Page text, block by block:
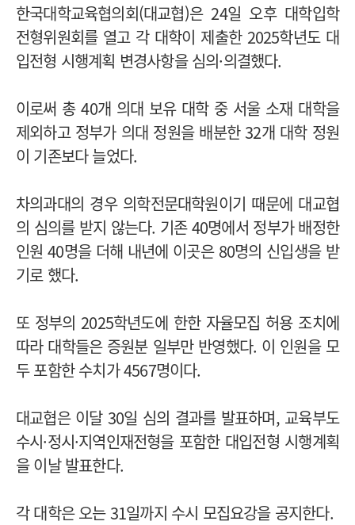
한국대학교육협의회(대교협)은 24일 오후 대학입학
전형위원회를 열고 각 대학이 제출한 2025학년도 대
입전형 시행계획 변경사항을 심의·의결했다.
이로써 총 40개 의대 보유 대학 중 서울 소재 대학을
제외하고 정부가 의대 정원을 배분한 32개 대학 정원
이 기존보다 늘었다.
차의과대의 경우 의학전문대학원이기 때문에 대교협
의 심의를 받지 않는다. 기존 40명에서 정부가 배정한
인원 40명을 더해 내년에 이곳은 80명의 신입생을 받
기로 했다.
또 정부의 2025학년도에 한한 자율모집 허용 조치에
따라 대학들은 증원분 일부만 반영했다. 이 인원을 모
두 포함한 수치가 4567명이다.
대교협은 이달 30일 심의 결과를 발표하며, 교육부도
수시·정시·지역인재전형을 포함한 대입전형 시행계획
을 이날 발표한다.
각 대학은 오는 31일까지 수시 모집요강을 공지한다.